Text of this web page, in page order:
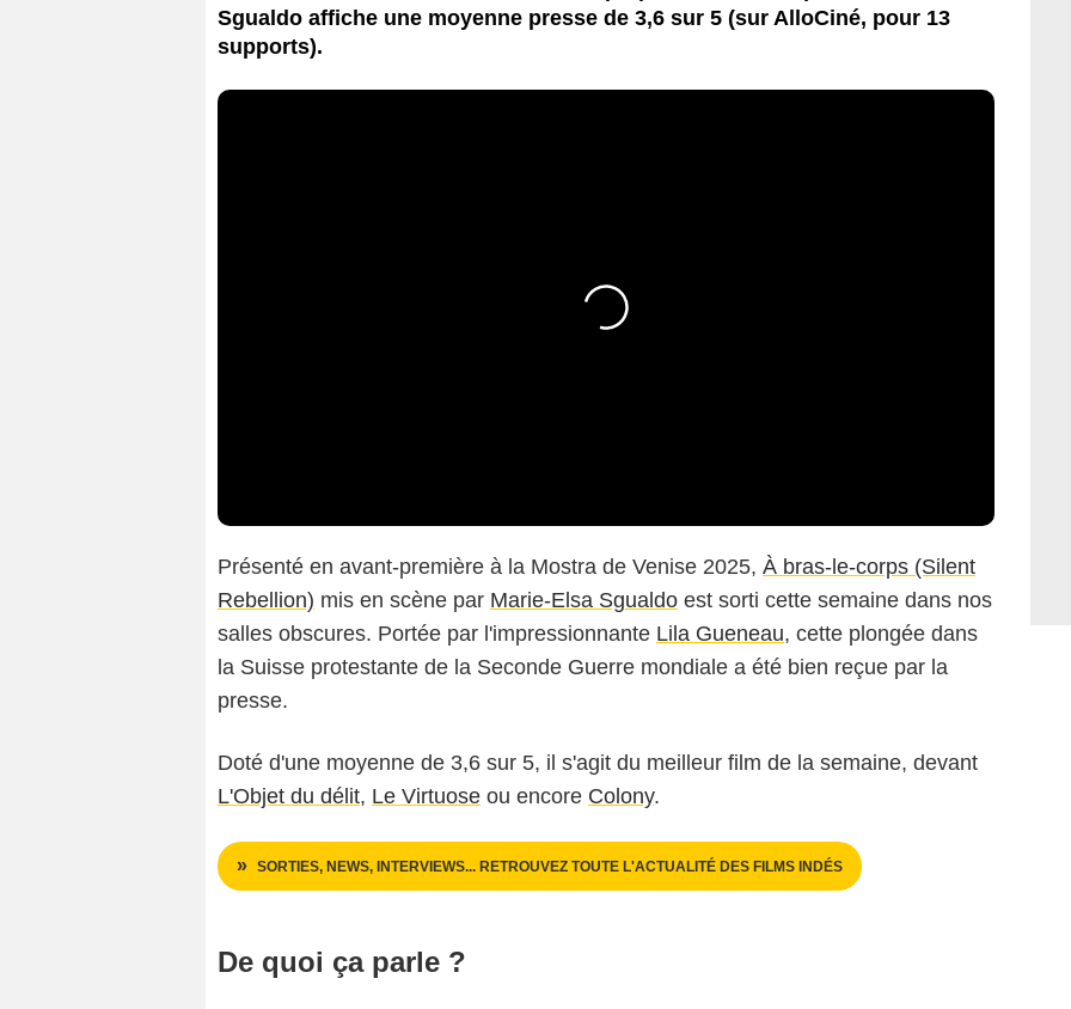
Sgualdo affiche une moyenne presse de 3,6 sur 5 (sur AlloCiné, pour 13
supports).
Présenté en avant-première à la Mostra de Venise 2025, À bras-le-corps (Silent
Rebellion) mis en scène par Marie-Elsa Sgualdo est sorti cette semaine dans nos
salles obscures. Portée par l'impressionnante Lila Gueneau, cette plongée dans
la Suisse protestante de la Seconde Guerre mondiale a été bien reçue par la
presse.
Doté d'une moyenne de 3,6 sur 5, il s'agit du meilleur film de la semaine, devant
L'Objet du délit, Le Virtuose ou encore Colony.
SORTIES, NEWS, INTERVIEWS... RETROUVEZ TOUTE L'ACTUALITÉ DES FILMS INDÉS
De quoi ça parle ?